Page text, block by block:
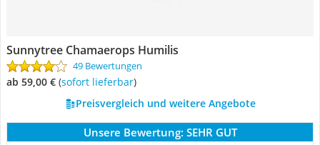
Sunnytree Chamaerops Humilis
49 Bewertungen
ab 59,00 € ( Sofort lieferbar)
Preisvergleich und weitere Angebote
Unsere Bewertung: SEHR GUT